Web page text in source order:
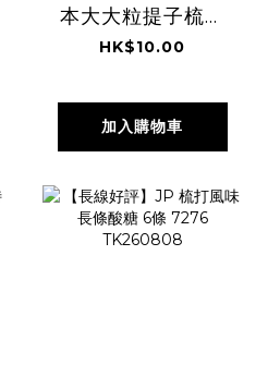
本大大粒提子梳打
軟糖 5粒 7317
HK$10.00
加入購物車